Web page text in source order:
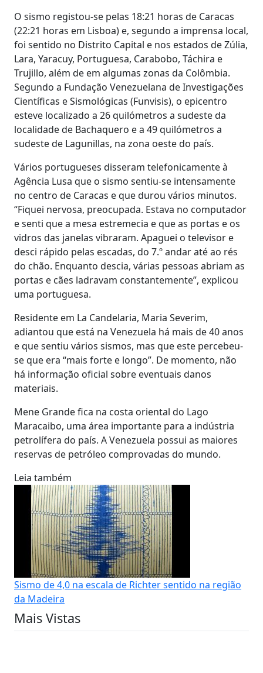
O sismo registou-se pelas 18:21 horas de Caracas
(22:21 horas em Lisboa) e, segundo a imprensa local,
foi sentido no Distrito Capital e nos estados de Zúlia,
Lara, Yaracuy, Portuguesa, Carabobo, Táchira e
Trujillo, além de em algumas zonas da Colômbia.
Segundo a Fundação Venezuelana de Investigações
Científicas e Sismológicas (Funvisis), o epicentro
esteve localizado a 26 quilómetros a sudeste da
localidade de Bachaquero e a 49 quilómetros a
sudeste de Lagunillas, na zona oeste do país.
Vários portugueses disseram telefonicamente à
Agência Lusa que o sismo sentiu-se intensamente
no centro de Caracas e que durou vários minutos.
“Fiquei nervosa, preocupada. Estava no computador
e senti que a mesa estremecia e que as portas e os
vidros das janelas vibraram. Apaguei o televisor e
desci rápido pelas escadas, do 7.º andar até ao rés
do chão. Enquanto descia, várias pessoas abriam as
portas e cães ladravam constantemente”, explicou
uma portuguesa.
Residente em La Candelaria, Maria Severim,
adiantou que está na Venezuela há mais de 40 anos
e que sentiu vários sismos, mas que este percebeu-
se que era “mais forte e longo”. De momento, não
há informação oficial sobre eventuais danos
materiais.
Mene Grande fica na costa oriental do Lago
Maracaibo, uma área importante para a indústria
petrolífera do país. A Venezuela possui as maiores
reservas de petróleo comprovadas do mundo.
Leia também
Sismo de 4,0 na escala de Richter sentido na região
da Madeira
Mais Vistas